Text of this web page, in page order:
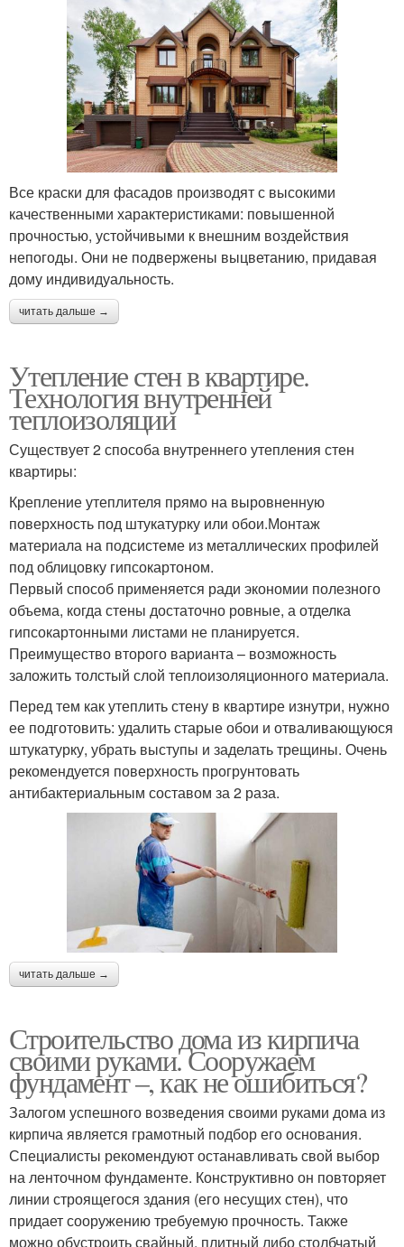
Все краски для фасадов производят с высокими
качественными характеристиками: повышенной
прочностью, устойчивыми к внешним воздействия
непогоды. Они не подвержены выцветанию, придавая
дому индивидуальность.
читать дальше →
Утепление стен в квартире.
Технология внутренней
теплоизоляции
Существует 2 способа внутреннего утепления стен
квартиры:
Крепление утеплителя прямо на выровненную
поверхность под штукатурку или обои.Монтаж
материала на подсистеме из металлических профилей
под облицовку гипсокартоном.
Первый способ применяется ради экономии полезного
объема, когда стены достаточно ровные, а отделка
гипсокартонными листами не планируется.
Преимущество второго варианта – возможность
заложить толстый слой теплоизоляционного материала.
Перед тем как утеплить стену в квартире изнутри, нужно
ее подготовить: удалить старые обои и отваливающуюся
штукатурку, убрать выступы и заделать трещины. Очень
рекомендуется поверхность прогрунтовать
антибактериальным составом за 2 раза.
читать дальше →
Строительство дома из кирпича
своими руками. Сооружаем
фундамент –, как не ошибиться?
Залогом успешного возведения своими руками дома из
кирпича является грамотный подбор его основания.
Специалисты рекомендуют останавливать свой выбор
на ленточном фундаменте. Конструктивно он повторяет
линии строящегося здания (его несущих стен), что
придает сооружению требуемую прочность. Также
можно обустроить свайный, плитный либо столбчатый